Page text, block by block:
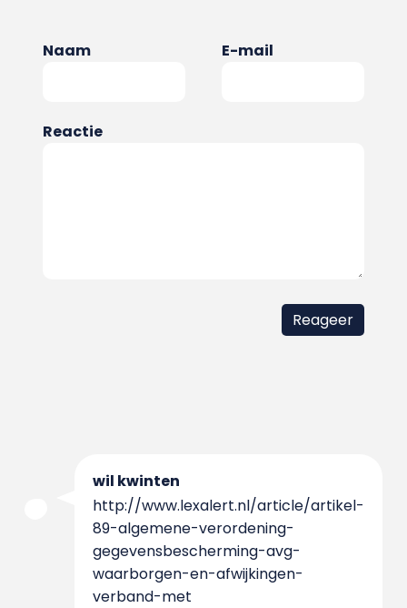
Naam E-mail
Reactie
wil kwinten
http://www.lexalert.nl/article/artikel-
89-algemene-verordening-
gegevensbescherming-avg-
waarborgen-en-afwijkingen-
verband-met